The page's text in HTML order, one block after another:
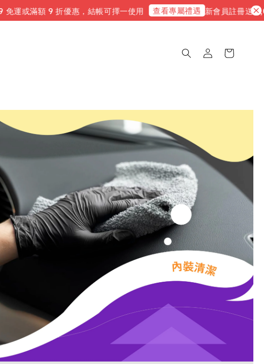
或滿額 9 折優惠，結帳可擇一使用 查看專屬禮遇 新會員註冊送